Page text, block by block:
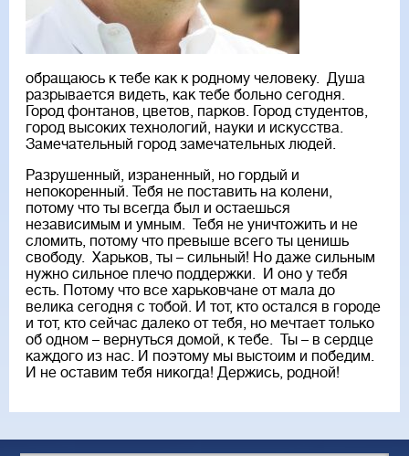
обращаюсь к тебе как к родному человеку. Душа
разрывается видеть, как тебе больно сегодня.
Город фонтанов, цветов, парков. Город студентов,
город высоких технологий, науки и искусства.
Замечательный город замечательных людей.
Разрушенный, израненный, но гордый и
непокоренный. Тебя не поставить на колени,
потому что ты всегда был и остаешься
независимым и умным. Тебя не уничтожить и не
сломить, потому что превыше всего ты ценишь
свободу. Харьков, ты – сильный! Но даже сильным
нужно сильное плечо поддержки. И оно у тебя
есть. Потому что все харьковчане от мала до
велика сегодня с тобой. И тот, кто остался в городе
и тот, кто сейчас далеко от тебя, но мечтает только
об одном – вернуться домой, к тебе. Ты – в сердце
каждого из нас. И поэтому мы выстоим и победим.
И не оставим тебя никогда! Держись, родной!